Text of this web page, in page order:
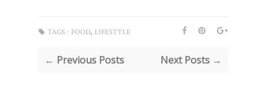
TAGS : FOOD, LIFESTYLE
← Previous Posts Next Posts →